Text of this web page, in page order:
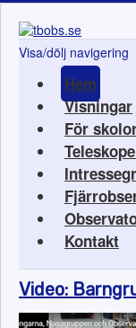
Visa/dölj navigering
Hem
Visningar
För
Kontakt
Video: